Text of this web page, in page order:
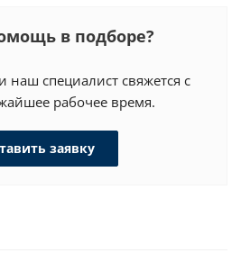
в подборе?
наш специалист свяжется с
рабочее время.
заявку